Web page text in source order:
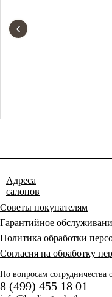
‹
Адреса
салонов
Советы покупателям
Гарантийное
Политика обработки
Согласия на обработку
По вопросам сотрудничества
8 (499) 455 18 01